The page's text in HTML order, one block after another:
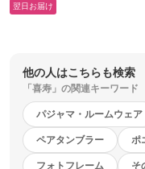
父の日 長寿祝い 旅行 旅
チケット 旅行ギフト券
お祝い プレゼント ギフ
ト 贈り物 熨斗 ラッピン
グ メッセージ 敬老の日
ギフト
翌日お届け
他の人はこちらも検索
「喜寿」の関連キーワード
パジャマ・ルームウェア
ペアタンブラー ポ
フォトフレーム そ